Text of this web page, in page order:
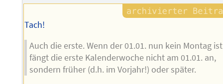
Tach!
Auch die erste. Wenn der 01.01. nun kein Montag
fängt die erste Kalenderwoche nicht am 01.01. an,
sondern früher (d.h. im Vorjahr!) oder später.